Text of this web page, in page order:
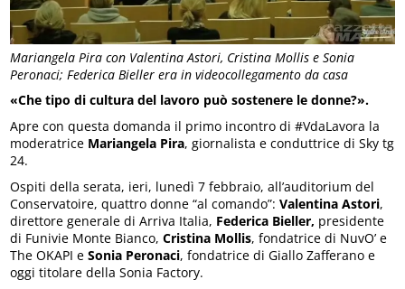
Mariangela Pira con Valentina Astori, Cristina Mollis e Sonia
Peronaci; Federica Bieller era in videocollegamento da casa
«Che tipo di cultura del lavoro può sostenere le donne?».
Apre con questa domanda il primo incontro di #VdaLavora la
moderatrice Mariangela Pira, giornalista e conduttrice di Sky tg
24.
Ospiti della serata, ieri, lunedì 7 febbraio, all’auditorium del
Conservatoire, quattro donne “al comando”:Valentina Astori,
direttore generale di Arriva Italia, Federica Bieller, presidente
di Funivie Monte Bianco,Cristina Mollis, fondatrice di NuvO’ e
The OKAPI eSonia Peronaci, fondatrice di Giallo Zafferano e
oggi titolare della Sonia Factory.